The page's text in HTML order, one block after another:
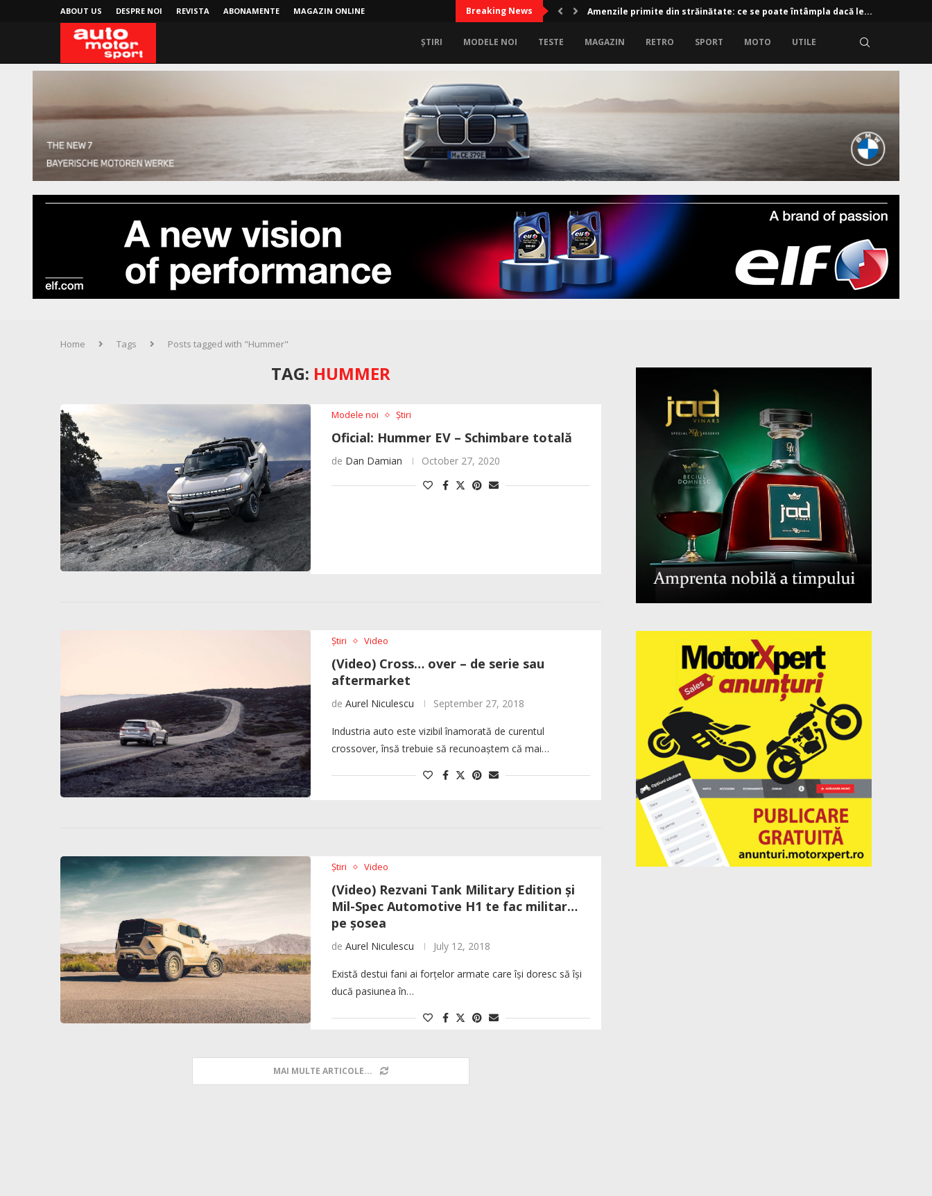
ABOUT US DESPRE NOI REVISTA ABONAMENTE MAGAZIN ONLINE Breaking News Amenzile primite din străinătate: ce se poate întâmpla dacă le...
ȘTIRI MODELE NOI TESTE MAGAZIN RETRO SPORT MOTO UTILE
Home Tags Posts tagged with "Hummer"
TAG: HUMMER
Modele noi Știri
Oficial: Hummer EV – Schimbare totală
de Dan Damian October 27, 2020
Știri Video
(Video) Cross… over – de serie sau
aftermarket
de Aurel Niculescu September 27, 2018
Industria auto este vizibil înamorată de curentul
crossover, însă trebuie să recunoaștem că mai…
Știri Video
(Video) Rezvani Tank Military Edition și
Mil-Spec Automotive H1 te fac militar…
pe șosea
de Aurel Niculescu July 12, 2018
Există destui fani ai forțelor armate care își doresc să își
ducă pasiunea în…
MAI MULTE ARTICOLE...